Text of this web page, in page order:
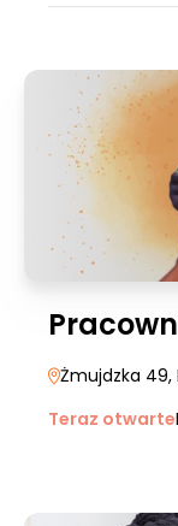
Żmujdzka 49,
Teraz otwarte